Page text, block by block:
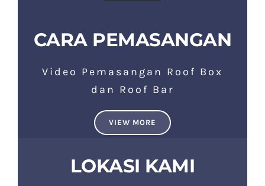
CARA PEMASANGAN
Video Pemasangan Roof Box
dan Roof Bar
VIEW MORE
LOKASI KAMI